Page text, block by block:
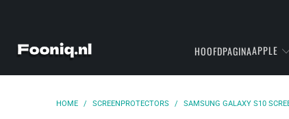
HOOFDPAGINAAPPLE
HOME / SCREENPROTECTORS / SAMSUNG GALAXY S10